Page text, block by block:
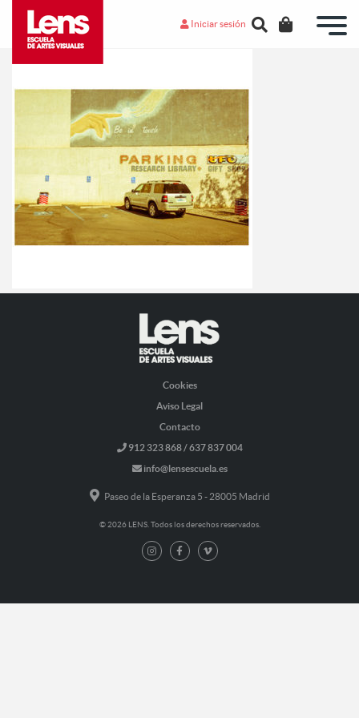
Iniciar sesión
Cookies
Aviso Legal
Contacto
912 323 868 / 637 837 004
info@lensescuela.es
Paseo de la Esperanza 5 - 28005 Madrid
© 2026 LENS. Todos los derechos reservados.